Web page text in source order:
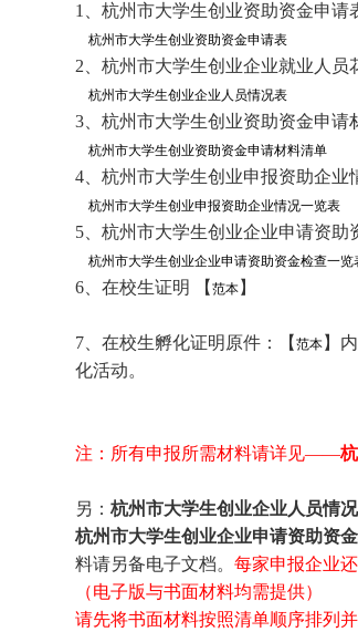
1
、杭州市大学生创业资助资金申请
杭州市大学生创业资助资金申请表
2 杭州市大学生创业企业就业人员
杭州市大学生创业企业人员情况表
3 、杭州市大学生创业资助资金申请
杭州市大学生创业资助资金申请材料清单
4 、杭州市大学生创业申报资助企业
杭州市大学生创业申报资助企业情况一览表
5 、杭州市大学生创业企业申请资助
杭州市大学生创业企业申请资助资金检查一览
6 、在校生证明 【 范本 】
7 、在校生孵化证明原件：【 范本 】
化活动。
注：所有申报所需材料请详见——
另： 杭州市大学生创业企业人员情
杭州市大学生创业企业申请资助资
料请另备电子文档。 每家申报企业
（电子版与书面材料均需提供）
请先将书面材料按照清单顺序排列